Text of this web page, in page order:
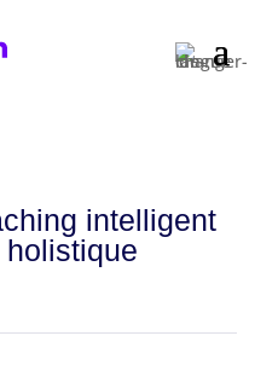
intelligent